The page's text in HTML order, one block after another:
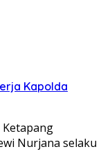
Kapolda
Nurjana selaku